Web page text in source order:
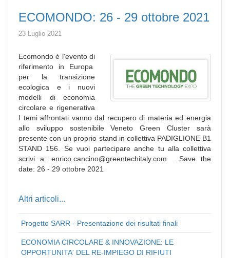
ECOMONDO: 26 - 29 ottobre 2021
23 Luglio 2021
Ecomondo è l'evento di
riferimento in Europa
per la transizione
ecologica e i nuovi
modelli di economia
circolare e rigenerativa
I temi affrontati vanno dal recupero di materia ed energia
allo sviluppo sostenibile Veneto Green Cluster sarà
presente con un proprio stand in collettiva PADIGLIONE B1
STAND 156. Se vuoi partecipare anche tu alla collettiva
scrivi a: enrico.cancino@greentechitaly.com . Save the
date: 26 - 29 ottobre 2021
Altri articoli...
Progetto SARR - Presentazione dei risultati finali
ECONOMIA CIRCOLARE & INNOVAZIONE: LE
OPPORTUNITA' DEL RE-IMPIEGO DI RIFIUTI